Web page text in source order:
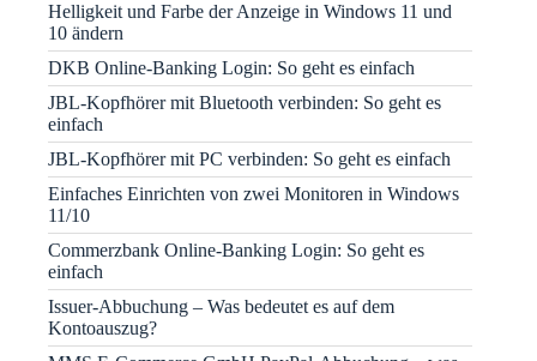
Helligkeit und Farbe der Anzeige in Windows 11 und
10 ändern
DKB Online-Banking Login: So geht es einfach
JBL-Kopfhörer mit Bluetooth verbinden: So geht es
einfach
JBL-Kopfhörer mit PC verbinden: So geht es einfach
Einfaches Einrichten von zwei Monitoren in Windows
11/10
Commerzbank Online-Banking Login: So geht es
einfach
Issuer-Abbuchung – Was bedeutet es auf dem
Kontoauszug?